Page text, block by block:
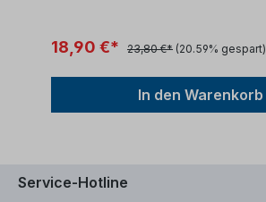
1:1994+A11:1998
18,90 €* 23,80 €* (20.59% gespart)
In den Warenkorb
Service-Hotline